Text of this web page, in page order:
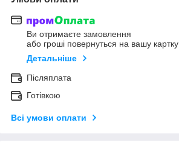
Ви отримаєте замовлення
або гроші повернуться на вашу картку
Детальніше
Післяплата
Готівкою
Всі умови оплати